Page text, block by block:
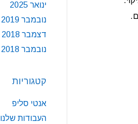
ינואר 2025
נובמבר 2019
דצמבר 2018
נובמבר 2018
קטגוריות
אנטי סליפ
העבודות שלנו